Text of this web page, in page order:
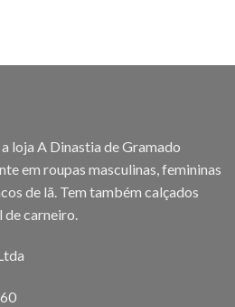
loja A Dinastia de Gramado
em roupas masculinas, femininas
de lã. Tem também calçados
carneiro.